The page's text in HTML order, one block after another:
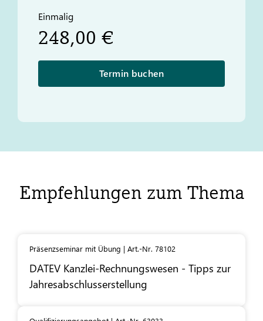
Einmalig
248,00 €
Termin buchen
Empfehlungen zum Thema
Präsenzseminar mit Übung | Art.-Nr. 78102
DATEV Kanzlei-Rechnungswesen - Tipps zur
Jahresabschlusserstellung